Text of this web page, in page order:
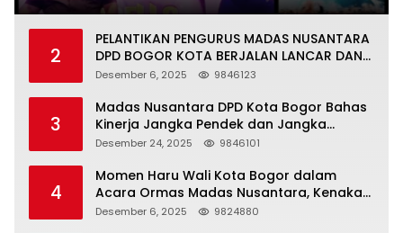
2
PELANTIKAN PENGURUS MADAS NUSANTARA
DPD BOGOR KOTA BERJALAN LANCAR DAN
KHIDMAT
Desember 6, 2025 9846123
3
Madas Nusantara DPD Kota Bogor Bahas
Kinerja Jangka Pendek dan Jangka
Panjang
Desember 24, 2025 9846101
4
Momen Haru Wali Kota Bogor dalam
Acara Ormas Madas Nusantara, Kenakan
Peci Hitam Tinggi sebagai Simbol
Desember 6, 2025 9824880